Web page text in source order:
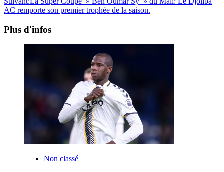
AC remporte son premier trophée de la saison.
Plus d'infos
Non classé